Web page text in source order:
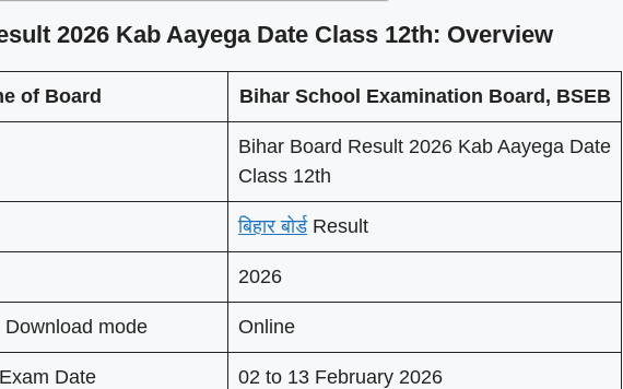
2026 Kab Aayega Date Class 12th: Overview
of Board Bihar School Examination Board, BSEB
Bihar Board Result 2026 Kab Aayega Date
Class 12th
बिहार बोर्डResult
2026
mode Online
Date 02 to 13 February 2026